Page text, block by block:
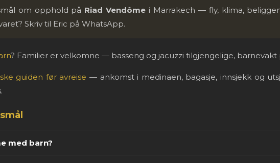
om opphold på Riad Vendôme i Marrakech — fly, klima,
Skriv til Eric på WhatsApp.
? Familier er velkomne — basseng og jacuzzi tilgjengelige, barnevakt
guiden før avreise — ankomst i medinaen, bagasje, innsjekk og
med barn?